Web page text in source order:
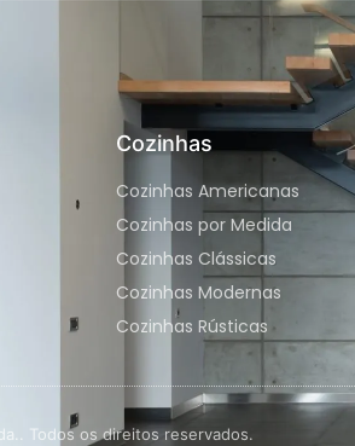
Cozinhas
Cozinhas Americanas
Cozinhas por Medida
Cozinhas Clássicas
Cozinhas Modernas
Cozinhas Rústicas
Todos os direitos reservados.